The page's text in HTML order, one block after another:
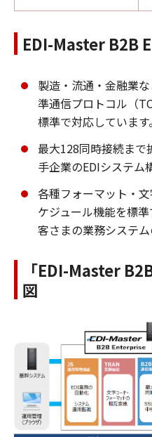
EDI-Master B2B
製造・流通・金融業
準通信プロトコル（
標準で対応しています。
最大128同時接続まで
手企業のEDIシステム
各種フォーマット・
ケジュール機能を標
客さまの業務システム
「EDI-Master
図